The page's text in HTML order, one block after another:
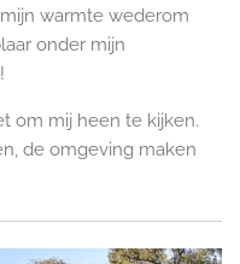
warmte wederom
onder mijn
om mij heen te kijken.
de omgeving maken